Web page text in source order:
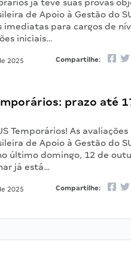
já teve suas provas
de Apoio à Gestão do
imediatas para cargos de
iniciais…
2025 Compartilhe:
prazo até
Temporários! As avaliações
de Apoio à Gestão do
último domingo, 12 de
já está…
2025 Compartilhe: